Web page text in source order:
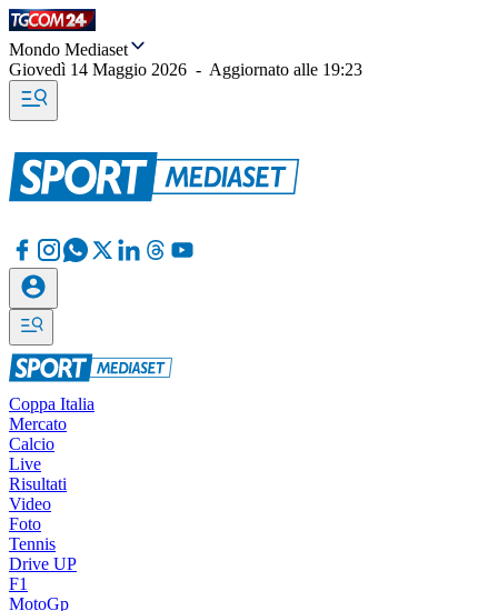
Mondo Mediaset
Giovedì 14 Maggio 2026 - Aggiornato alle 19:23
Coppa Italia
Mercato
Calcio
Live
Risultati
Video
Foto
Tennis
Drive UP
F1
MotoGp